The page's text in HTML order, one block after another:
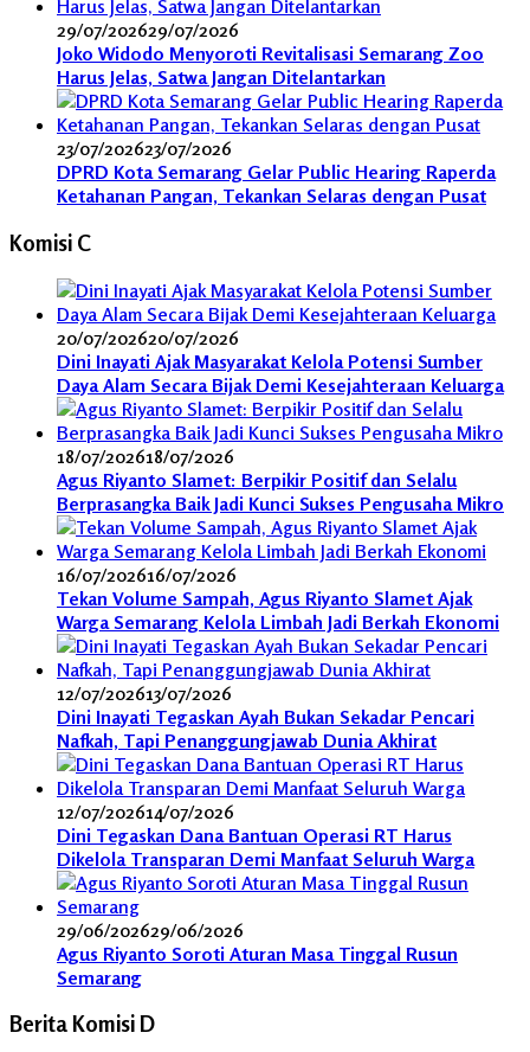
29/07/202629/07/2026
Joko Widodo Menyoroti Revitalisasi Semarang Zoo
Harus Jelas, Satwa Jangan Ditelantarkan
23/07/202623/07/2026
DPRD Kota Semarang Gelar Public Hearing Raperda
Ketahanan Pangan, Tekankan Selaras dengan Pusat
Komisi C
20/07/202620/07/2026
Dini Inayati Ajak Masyarakat Kelola Potensi Sumber
Daya Alam Secara Bijak Demi Kesejahteraan Keluarga
18/07/202618/07/2026
Agus Riyanto Slamet: Berpikir Positif dan Selalu
Berprasangka Baik Jadi Kunci Sukses Pengusaha Mikro
16/07/202616/07/2026
Tekan Volume Sampah, Agus Riyanto Slamet Ajak
Warga Semarang Kelola Limbah Jadi Berkah Ekonomi
12/07/202613/07/2026
Dini Inayati Tegaskan Ayah Bukan Sekadar Pencari
Nafkah, Tapi Penanggungjawab Dunia Akhirat
12/07/202614/07/2026
Dini Tegaskan Dana Bantuan Operasi RT Harus
Dikelola Transparan Demi Manfaat Seluruh Warga
29/06/202629/06/2026
Agus Riyanto Soroti Aturan Masa Tinggal Rusun
Semarang
Berita Komisi D